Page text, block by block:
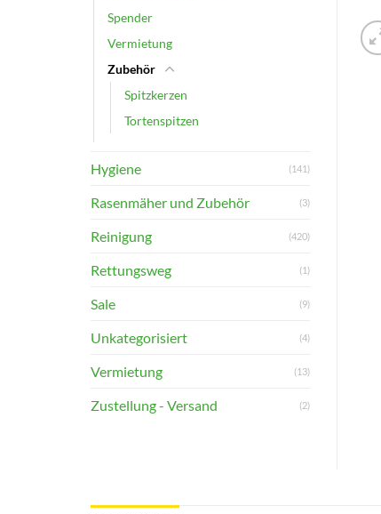
Spender
Vermietung
Zubehör
Spitzkerzen
Tortenspitzen
Hygiene (141)
Rasenmäher und Zubehör (3)
Reinigung (420)
Rettungsweg (1)
Sale (9)
Unkategorisiert (4)
Vermietung (13)
Zustellung - Versand (2)